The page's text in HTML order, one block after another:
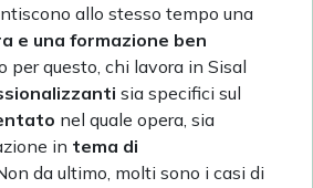
allo stesso tempo una
e una formazione ben
per questo, chi lavora in Sisal
sia specifici sul
nel quale opera, sia
in tema di
Non da ultimo, molti sono i casi di